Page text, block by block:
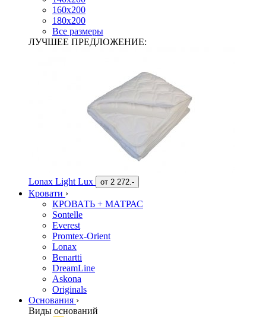
160х200
180х200
Все размеры
ЛУЧШЕЕ ПРЕДЛОЖЕНИЕ:
Lonax Light Lux от 2 272.-
Кровати ›
КРОВАТЬ + МАТРАС
Sontelle
Everest
Promtex-Orient
Lonax
Benartti
DreamLine
Askona
Originals
Основания ›
Виды оснований